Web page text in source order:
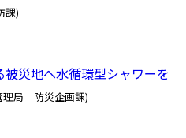
課)
被災地へ水循環型シャワーを
局 防災企画課)